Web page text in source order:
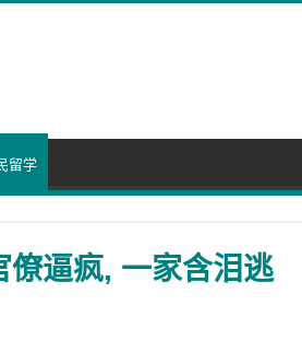
留学
逼疯, 一家含泪逃